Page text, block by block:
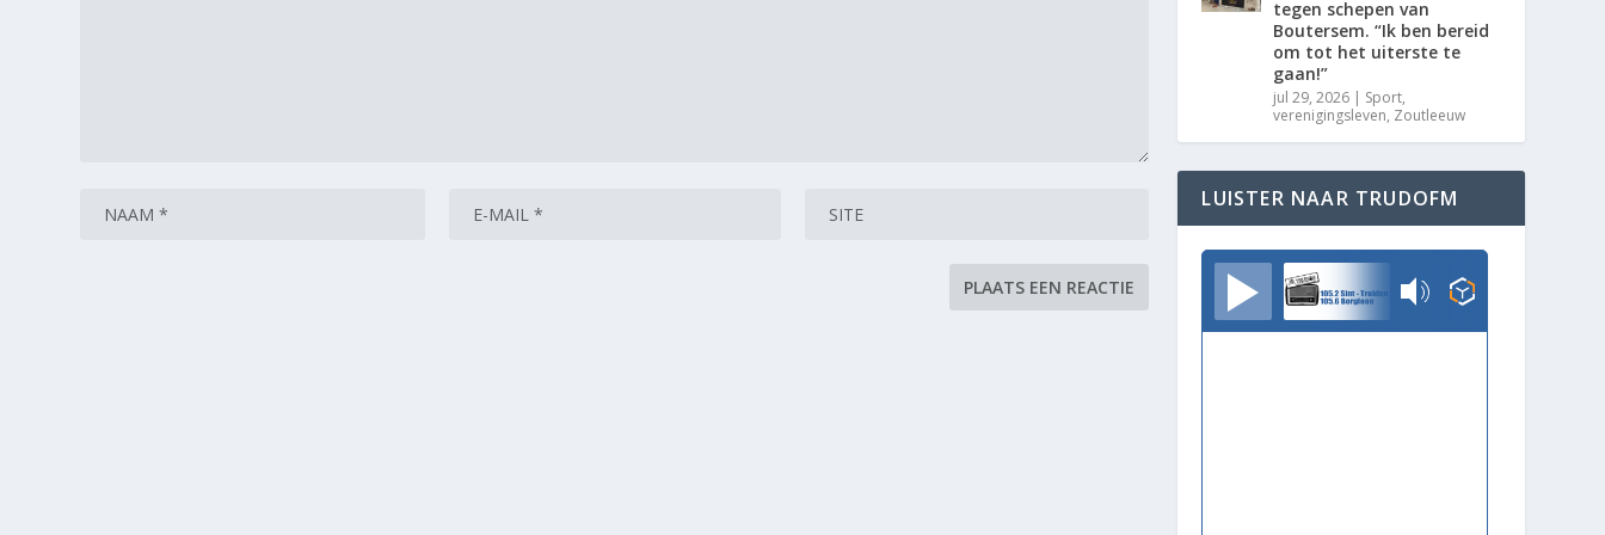
tegen schepen van
Boutersem. “Ik ben bereid
om tot het uiterste te
gaan!”
jul 29, 2026 | Sport,
verenigingsleven, Zoutleeuw
LUISTER NAAR TRUDOFM
TrudoFM